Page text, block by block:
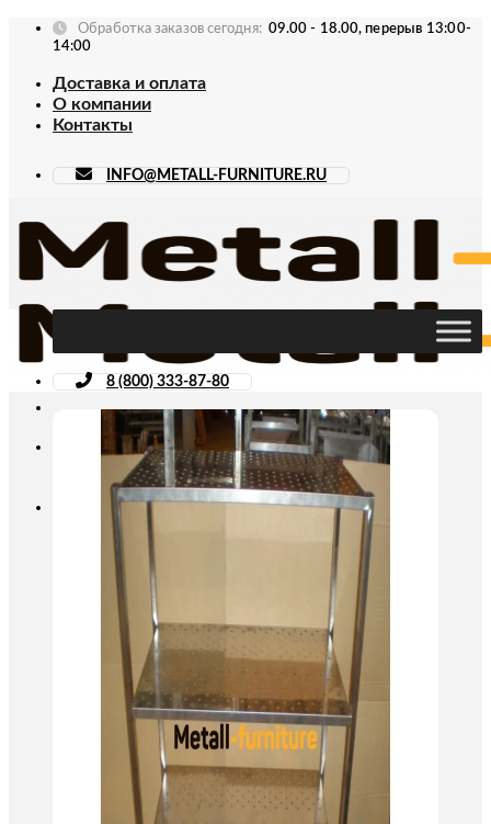
Skip
Обработка заказов сегодня: 09.00 - 18.00, перерыв 13:00-
14:00
Доставка и оплата
О компании
Контакты
INFO@METALL-FURNITURE.RU
8 (800) 333-87-80